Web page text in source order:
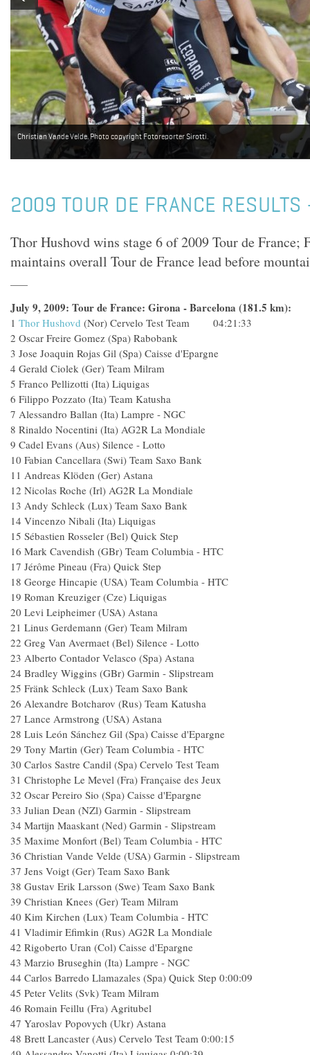
Christian Vande Velde. Photo copyright Fotoreporter Sirotti.
2009 TOUR DE FRANCE RESULTS
Thor Hushovd wins stage 6 of 2009 Tour de France;
maintains overall Tour de France lead before
July 9, 2009: Tour de France: Girona - Barcelona (181.5 km):
1 Thor Hushovd (Nor) Cervelo Test Team 04:21:33
2 Oscar Freire Gomez (Spa) Rabobank
3 Jose Joaquin Rojas Gil (Spa) Caisse d'Epargne
4 Gerald Ciolek (Ger) Team Milram
5 Franco Pellizotti (Ita) Liquigas
6 Filippo Pozzato (Ita) Team Katusha
7 Alessandro Ballan (Ita) Lampre - NGC
8 Rinaldo Nocentini (Ita) AG2R La Mondiale
9 Cadel Evans (Aus) Silence - Lotto
10 Fabian Cancellara (Swi) Team Saxo Bank
11 Andreas Klöden (Ger) Astana
12 Nicolas Roche (Irl) AG2R La Mondiale
13 Andy Schleck (Lux) Team Saxo Bank
14 Vincenzo Nibali (Ita) Liquigas
15 Sébastien Rosseler (Bel) Quick Step
16 Mark Cavendish (GBr) Team Columbia - HTC
17 Jérôme Pineau (Fra) Quick Step
18 George Hincapie (USA) Team Columbia - HTC
19 Roman Kreuziger (Cze) Liquigas
20 Levi Leipheimer (USA) Astana
21 Linus Gerdemann (Ger) Team Milram
22 Greg Van Avermaet (Bel) Silence - Lotto
23 Alberto Contador Velasco (Spa) Astana
24 Bradley Wiggins (GBr) Garmin - Slipstream
25 Fränk Schleck (Lux) Team Saxo Bank
26 Alexandre Botcharov (Rus) Team Katusha
27 Lance Armstrong (USA) Astana
28 Luis León Sánchez Gil (Spa) Caisse d'Epargne
29 Tony Martin (Ger) Team Columbia - HTC
30 Carlos Sastre Candil (Spa) Cervelo Test Team
31 Christophe Le Mevel (Fra) Française des Jeux
32 Oscar Pereiro Sio (Spa) Caisse d'Epargne
33 Julian Dean (NZl) Garmin - Slipstream
34 Martijn Maaskant (Ned) Garmin - Slipstream
35 Maxime Monfort (Bel) Team Columbia - HTC
36 Christian Vande Velde (USA) Garmin - Slipstream
37 Jens Voigt (Ger) Team Saxo Bank
38 Gustav Erik Larsson (Swe) Team Saxo Bank
39 Christian Knees (Ger) Team Milram
40 Kim Kirchen (Lux) Team Columbia - HTC
41 Vladimir Efimkin (Rus) AG2R La Mondiale
42 Rigoberto Uran (Col) Caisse d'Epargne
43 Marzio Bruseghin (Ita) Lampre - NGC
44 Carlos Barredo Llamazales (Spa) Quick Step 0:00:09
45 Peter Velits (Svk) Team Milram
46 Romain Feillu (Fra) Agritubel
47 Yaroslav Popovych (Ukr) Astana
48 Brett Lancaster (Aus) Cervelo Test Team 0:00:15